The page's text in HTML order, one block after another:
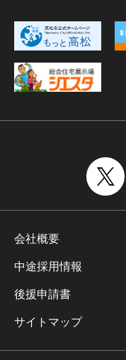
会社概要
中途採用情報
後援申請書
サイトマップ